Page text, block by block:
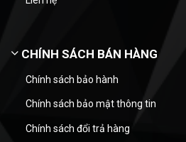
CHÍNH SÁCH BÁN HÀNG
Chính sách bảo hành
Chính sách bảo mật thông tin
Chính sách đổi trả hàng